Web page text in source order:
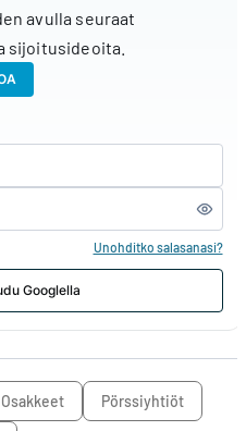
avulla seuraat
sijoitusideoita.
Unohditko salasanasi?
Googlella
osakkeet pörssiyhtiöt